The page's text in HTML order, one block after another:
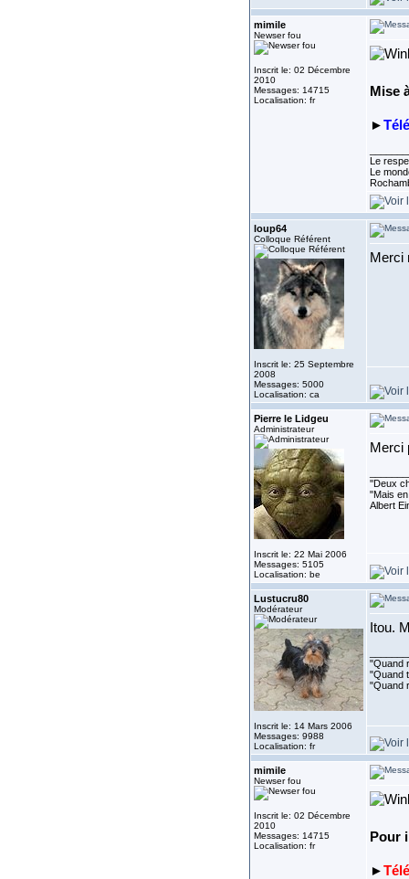
mimile
Newser fou
Inscrit le: 02 Décembre
2010
Messages: 14715
Localisation: fr
Mise
►
Le
Le
loup64
Colloque Référent
Inscrit le: 25 Septembre
2008
Messages: 5000
Localisation: ca
Merci
Pierre le Lidgeu
Administrateur
Inscrit le: 22 Mai 2006
Messages: 5105
Localisation: be
Merci
''Deux
"Mais
Albert
Lustucru80
Modérateur
Inscrit le: 14 Mars 2006
Messages: 9988
Localisation: fr
Itou.
"Quand
"Quand
"Quand
mimile
Newser fou
Inscrit le: 02 Décembre
2010
Messages: 14715
Localisation: fr
Pour
►